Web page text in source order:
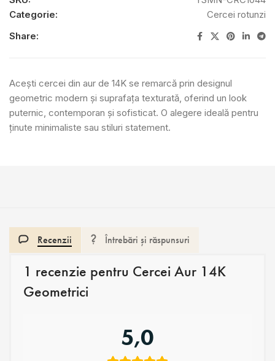
Categorie:
Cercei rotunzi
Share:
Acești cercei din aur de 14K se remarcă prin designul
geometric modern și suprafața texturată, oferind un look
puternic, contemporan și sofisticat. O alegere ideală pentru
ținute minimaliste sau stiluri statement.
Recenzii Întrebări și răspunsuri
1 recenzie pentru Cercei Aur 14K
Geometrici
5,0